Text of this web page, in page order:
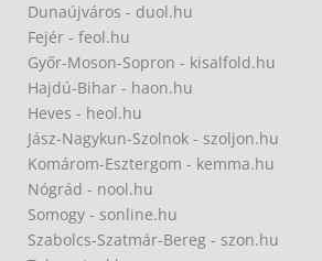
Dunaújváros - duol.hu
Fejér - feol.hu
Győr-Moson-Sopron - kisalfold.hu
Hajdú-Bihar - haon.hu
Heves - heol.hu
Jász-Nagykun-Szolnok - szoljon.hu
Komárom-Esztergom - kemma.hu
Nógrád - nool.hu
Somogy - sonline.hu
Szabolcs-Szatmár-Bereg - szon.hu